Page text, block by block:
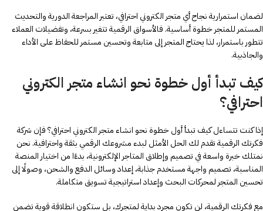
لضمان استمرارية نجاح أي متجر الكتروني احترافي، تعتبر المراجعة الدورية والتحديث
المستمر للمتجر خطوة أساسية. فالأسواق الرقمية تتغير بسرعة، وتفضيلات العملاء
تتطور باستمرار، لذا يحتاج المتجر إلى متابعة وتحسين مستمر للحفاظ على الأداء
والجاذبية.
كيف تبدأ أول خطوة نحو انشاء متجر الكتروني
احترافي؟
إذا كنت تتساءل كيف تبدأ أول خطوة نحو انشاء متجر الكتروني احترافي؟ فإن شركة
فكرتك الرقمية تقدم لك الحل الأمثل لبدء مشروعك الرقمي بثقة واحترافية. نحن
نمتلك خبرة واسعة في تصميم وإطلاق المتاجر الإلكترونية، بدءًا من اختيار المنصة
المناسبة، تصميم واجهة مستخدم جذابة، إعداد وسائل الدفع والشحن، وصولًا إلى
تحسين المتجر لمحركات البحث وإعداد استراتيجية تسويق متكاملة.
مع فكرتك الرقمية، لن تكون مجرد بداية لمتجرك، بل ستكون انطلاقة قوية تضمن